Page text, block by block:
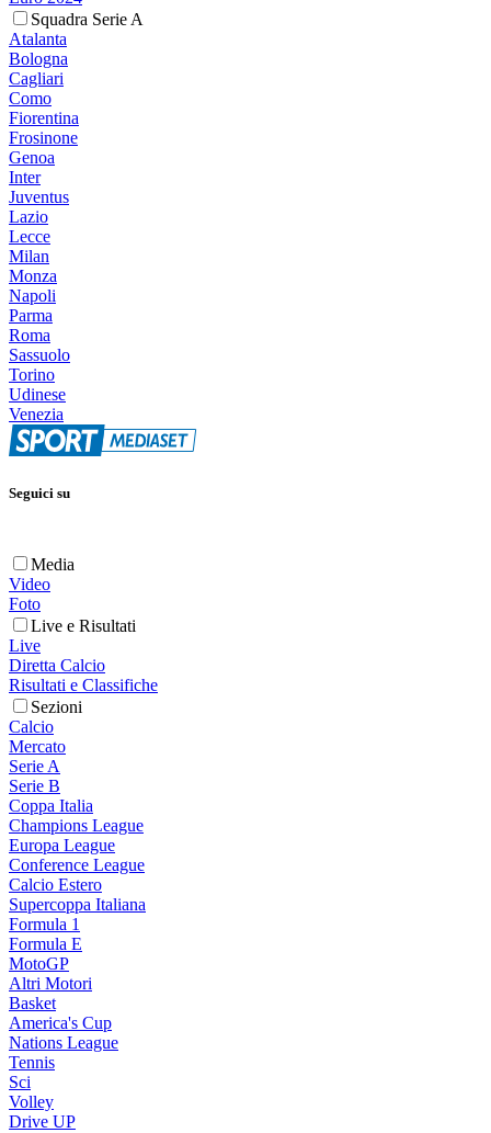
Squadra Serie A
Atalanta
Bologna
Cagliari
Como
Fiorentina
Frosinone
Genoa
Inter
Juventus
Lazio
Lecce
Milan
Monza
Napoli
Parma
Roma
Sassuolo
Torino
Udinese
Venezia
Seguici su
Media
Video
Foto
Live e Risultati
Live
Diretta Calcio
Risultati e Classifiche
Sezioni
Calcio
Mercato
Serie A
Serie B
Coppa Italia
Champions League
Europa League
Conference League
Calcio Estero
Supercoppa Italiana
Formula 1
Formula E
MotoGP
Altri Motori
Basket
America's Cup
Nations League
Tennis
Sci
Volley
Drive UP